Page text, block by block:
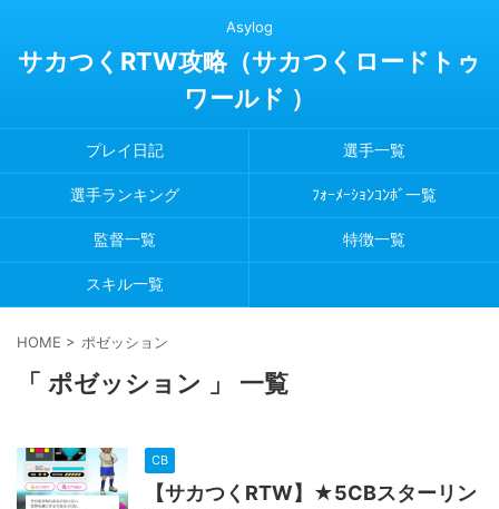
Asylog
サカつくRTW攻略（サカつくロードトゥ
ワールド ）
プレイ日記 選手一覧
選手ランキング ﾌｫｰﾒｰｼｮﾝｺﾝﾎﾞ一覧
監督一覧 特徴一覧
スキル一覧
HOME > ポゼッション
「 ポゼッション 」 一覧
CB
【サカつくRTW】★5CBスターリン